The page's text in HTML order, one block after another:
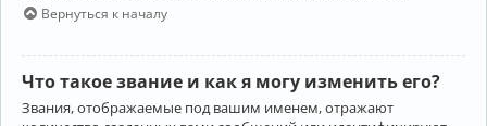
Вернуться к началу
Что такое звание и как я могу изменить его?
Звания, отображаемые под вашим именем, отражают